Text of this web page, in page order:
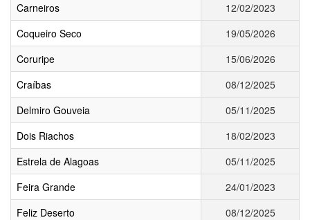
Carneiros
12/02/2023
Coqueiro Seco
19/05/2026
Coruripe
15/06/2026
Craíbas
08/12/2025
Delmiro Gouveia
05/11/2025
Dois Riachos
18/02/2023
Estrela de Alagoas
05/11/2025
Feira Grande
24/01/2023
Feliz Deserto
08/12/2025